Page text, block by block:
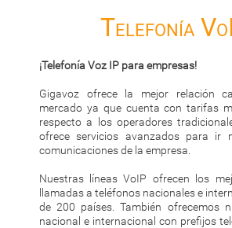
Telefonía
¡Telefonía Voz IP para empresas!
Gigavoz ofrece la mejor relación
mercado ya que cuenta con tarifas
respecto a los operadores
ofrece servicios avanzados para ir
comunicaciones de la empresa.
Nuestras líneas VoIP ofrecen los
llamadas a teléfonos nacionales e
de 200 países. También ofrecemos
nacional e internacional con prefijos